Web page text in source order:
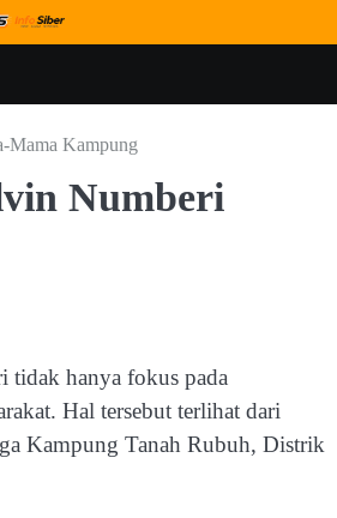
Mama Kampung
Numberi
hanya fokus pada
Hal tersebut terlihat dari
Kampung Tanah Rubuh, Distrik